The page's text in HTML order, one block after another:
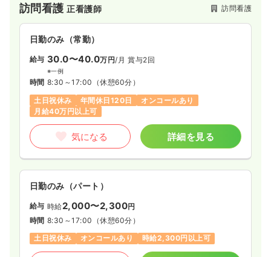
在宅での看取りを希望される方まで、一人ひとりの意思を尊重
した看護を実践しています。施設には看護師特定行為研修、精
神障がい者在宅看護研修、認知症看護研修などを修了した専門
性の高いスタッフや、急性期病院での経験豊富な看護師が在籍
しており、確かな技術と知識で家庭での暮らしを全力でサポー
トしています。偶然の出逢いやご縁を大切にしながら、日々の
生活の中で利用者様やご家族とともに小さなしあわせを喜びあ
訪問看護正看護師 訪問看護
日勤のみ（常勤）
給与 30.0〜40.0万円/月 賞与2回
※一例
時間 8:30～17:00 （休憩60分）
土日祝休み
年間休日120日
オンコールあり
月給40万円以上可
気になる 詳細を見る
日勤のみ（パート）
給与 時給2,000〜2,300円
時間 8:30～17:00 （休憩60分）
土日祝休み
オンコールあり 時給2,300円以上可